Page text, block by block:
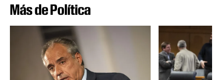
Más de Política